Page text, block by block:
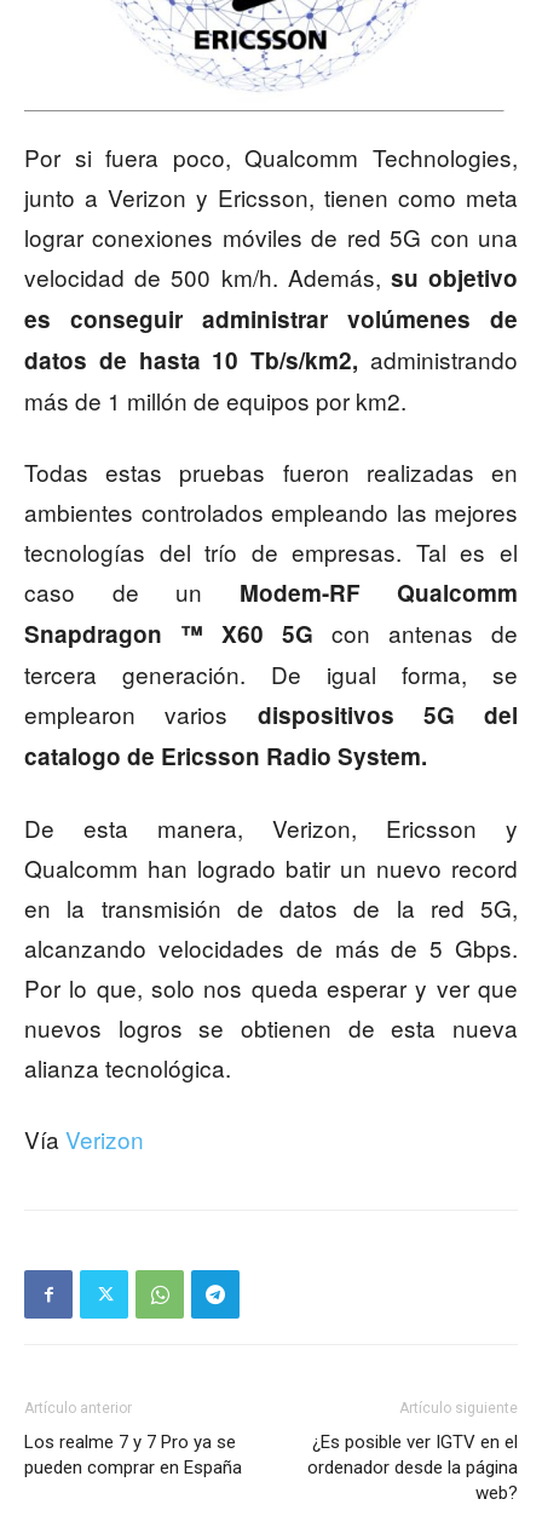
Por si fuera poco, Qualcomm Technologies,
junto a Verizon y Ericsson, tienen como meta
lograr conexiones móviles de red 5G con una
velocidad de 500 km/h. Además, su objetivo
es conseguir administrar volúmenes de
datos de hasta 10 Tb/s/km2, administrando
más de 1 millón de equipos por km2.
Todas estas pruebas fueron realizadas en
ambientes controlados empleando las mejores
tecnologías del trío de empresas. Tal es el
caso de un Modem-RF Qualcomm
Snapdragon ™ X60 5G con antenas de
tercera generación. De igual forma, se
emplearon varios dispositivos 5G del
catalogo de Ericsson Radio System.
De esta manera, Verizon, Ericsson y
Qualcomm han logrado batir un nuevo record
en la transmisión de datos de la red 5G,
alcanzando velocidades de más de 5 Gbps.
Por lo que, solo nos queda esperar y ver que
nuevos logros se obtienen de esta nueva
alianza tecnológica.
Vía Verizon
Artículo anterior
Los realme 7 y 7 Pro ya se
pueden comprar en España
Artículo siguiente
¿Es posible ver IGTV en el
ordenador desde la página
web?